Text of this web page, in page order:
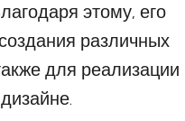
этому, его
различных
для реализации